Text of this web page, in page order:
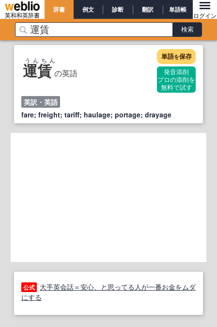
英和和英辞書
辞書 例文 診断 翻訳 単語帳
ログイン
運賃 の英語
うんちん 単語を保存
発音添削
プロの添削を
無料で試す
英訳・英語
fare; freight; tariff; haulage; portage; drayage
公式
大手英会話＝安心、と思ってる人が一番お金をムダ
にする